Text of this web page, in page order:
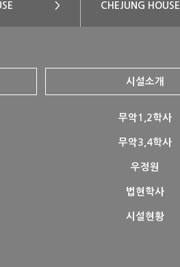
> CHEJUNG HOUSE
시설소개
무악1,2학사
무악3,4학사
우정원
법현학사
시설현황